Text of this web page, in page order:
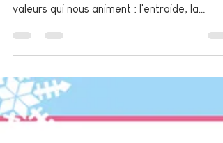
Chez Miroukou, on est réactif, attentif -
valeurs qui nous animent : l'entraide, la
solidarité et la proximité . C'est pourquoi
humaine , tel un partenariat gagnant pour
créer et présenter tous nos savoir-faire,
ensemble ! Nous partons toujours du